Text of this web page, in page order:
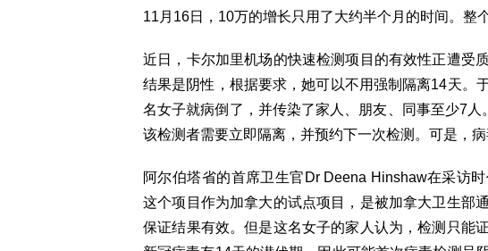
11月16日，10万的增长只用了大约半个月的时间。整
近日，卡尔加里机场的快速检测项目的有效性正遭受
结果是阴性，根据要求，她可以不用强制隔离14天。
名女子就病倒了，并传染了家人、朋友、同事至少7人
该检测者需要立即隔离，并预约下一次检测。可是，
阿尔伯塔省的首席卫生官Dr Deena Hinshaw在采访
这个项目作为加拿大的试点项目，是被加拿大卫生部
保证结果有效。但是这名女子的家人认为，检测只能